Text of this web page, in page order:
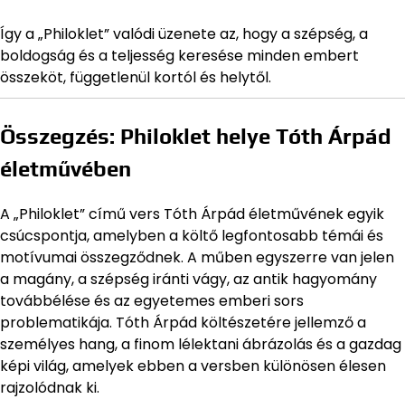
Így a „Philoklet” valódi üzenete az, hogy a szépség, a
boldogság és a teljesség keresése minden embert
összeköt, függetlenül kortól és helytől.
Összegzés: Philoklet helye Tóth Árpád
életművében
A „Philoklet” című vers Tóth Árpád életművének egyik
csúcspontja, amelyben a költő legfontosabb témái és
motívumai összegződnek. A műben egyszerre van jelen
a magány, a szépség iránti vágy, az antik hagyomány
továbbélése és az egyetemes emberi sors
problematikája. Tóth Árpád költészetére jellemző a
személyes hang, a finom lélektani ábrázolás és a gazdag
képi világ, amelyek ebben a versben különösen élesen
rajzolódnak ki.